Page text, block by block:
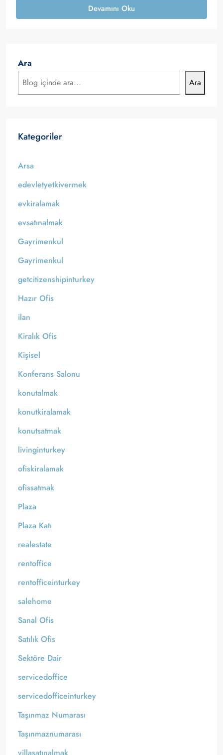
Devamını Oku
Ara
Ara
Kategoriler
Arsa
edevletyetkivermek
evkiralamak
evsatınalmak
Gayrimenkul
Gayrimenkul
getcitizenshipinturkey
Hazır Ofis
ilan
Kiralık Ofis
Kişisel
Konferans Salonu
konutalmak
konutkiralamak
konutsatmak
livinginturkey
ofiskiralamak
ofissatmak
Plaza
Plaza Katı
realestate
rentoffice
rentofficeinturkey
salehome
Sanal Ofis
Satılık Ofis
Sektöre Dair
servicedoffice
servicedofficeinturkey
Taşınmaz Numarası
Taşınmaznumarası